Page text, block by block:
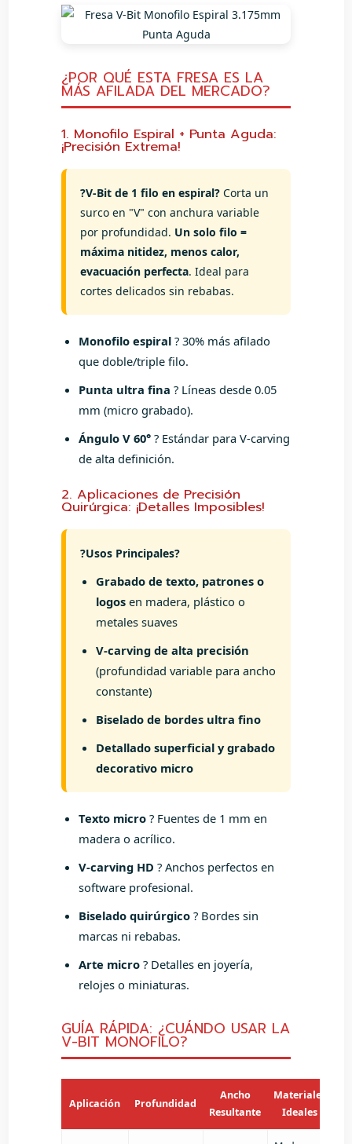
¿POR QUÉ ESTA FRESA ES LA
MÁS AFILADA DEL MERCADO?
1. Monofilo Espiral + Punta Aguda:
¡Precisión Extrema!
?V-Bit de 1 filo en espiral? Corta un
surco en "V" con anchura variable
por profundidad. Un solo filo =
máxima nitidez, menos calor,
evacuación perfecta. Ideal para
cortes delicados sin rebabas.
Monofilo espiral ? 30% más afilado
que doble/triple filo.
Punta ultra fina ? Líneas desde 0.05
mm (micro grabado).
Ángulo V 60° ? Estándar para V-carving
de alta definición.
2. Aplicaciones de Precisión
Quirúrgica: ¡Detalles Imposibles!
?Usos Principales?
Grabado de texto, patrones o
logos en madera, plástico o
metales suaves
V-carving de alta precisión
(profundidad variable para ancho
constante)
Biselado de bordes ultra fino
Detallado superficial y grabado
decorativo micro
Texto micro ? Fuentes de 1 mm en
madera o acrílico.
V-carving HD ? Anchos perfectos en
software profesional.
Biselado quirúrgico ? Bordes sin
marcas ni rebabas.
Arte micro ? Detalles en joyería,
relojes o miniaturas.
GUÍA RÁPIDA: ¿CUÁNDO USAR LA
V-BIT MONOFILO?
Aplicación Profundidad
Ancho
Resultante
Materiales
Ideales